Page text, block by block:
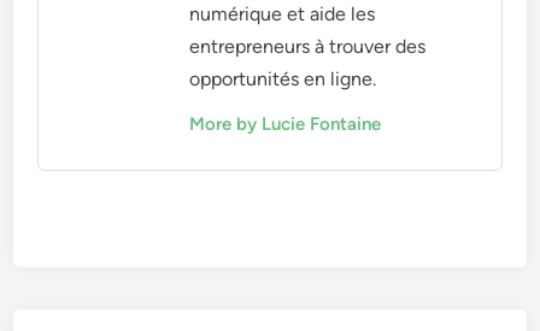
numérique et aide les
entrepreneurs à trouver des
opportunités en ligne.
More by Lucie Fontaine